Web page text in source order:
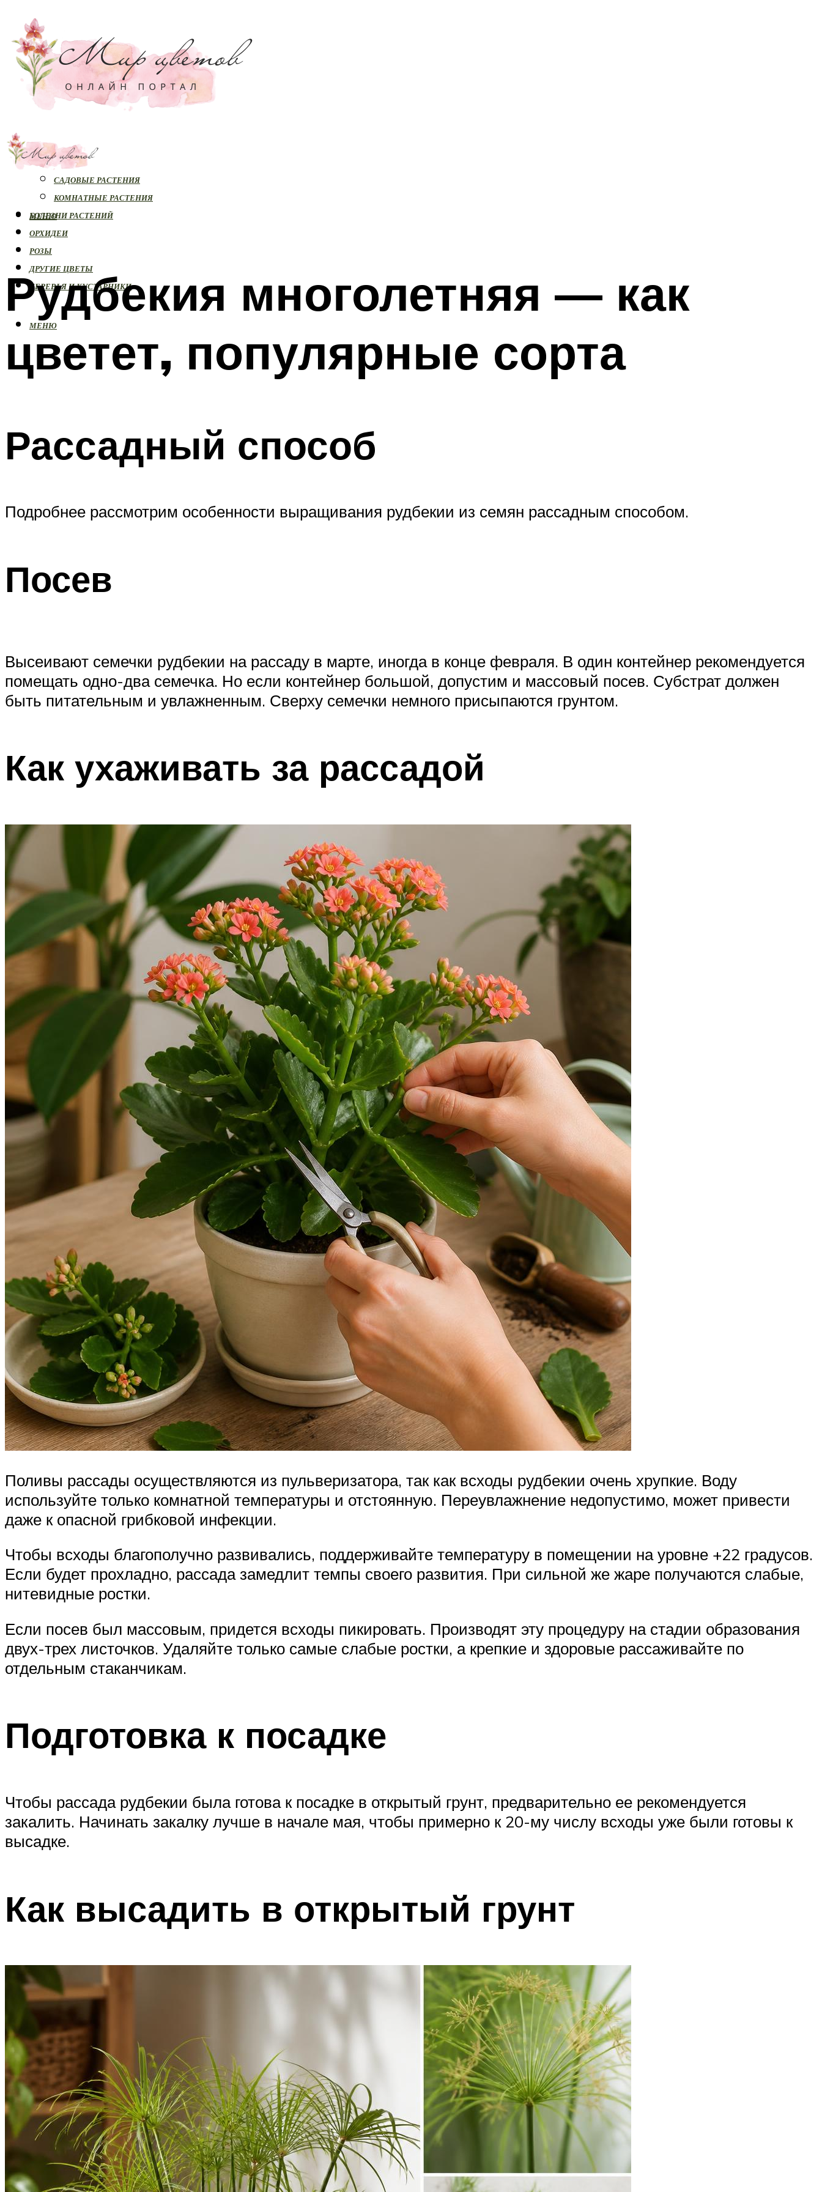
РАСТЕНИЯ
САДОВЫЕ РАСТЕНИЯ
КОМНАТНЫЕ РАСТЕНИЯ
БОЛЕЗНИ РАСТЕНИЙ
ОРХИДЕИ
РОЗЫ
ДРУГИЕ ЦВЕТЫ
ДЕРЕВЬЯ И КУСТАРНИКИ
МЕНЮ
МЕНЮ
Рудбекия многолетняя — как
цветет, популярные сорта
Рассадный способ
Подробнее рассмотрим особенности выращивания рудбекии из семян рассадным способом.
Посев
Высеивают семечки рудбекии на рассаду в марте, иногда в конце февраля. В один контейнер рекомендуется
помещать одно-два семечка. Но если контейнер большой, допустим и массовый посев. Субстрат должен
быть питательным и увлажненным. Сверху семечки немного присыпаются грунтом.
Как ухаживать за рассадой
Поливы рассады осуществляются из пульверизатора, так как всходы рудбекии очень хрупкие. Воду
используйте только комнатной температуры и отстоянную. Переувлажнение недопустимо, может привести
даже к опасной грибковой инфекции.
Чтобы всходы благополучно развивались, поддерживайте температуру в помещении на уровне +22 градусов.
Если будет прохладно, рассада замедлит темпы своего развития. При сильной же жаре получаются слабые,
нитевидные ростки.
Если посев был массовым, придется всходы пикировать. Производят эту процедуру на стадии образования
двух-трех листочков. Удаляйте только самые слабые ростки, а крепкие и здоровые рассаживайте по
отдельным стаканчикам.
Подготовка к посадке
Чтобы рассада рудбекии была готова к посадке в открытый грунт, предварительно ее рекомендуется
закалить. Начинать закалку лучше в начале мая, чтобы примерно к 20-му числу всходы уже были готовы к
высадке.
Как высадить в открытый грунт